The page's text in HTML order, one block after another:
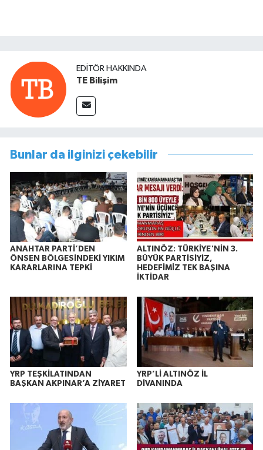
EDITÖR HAKKINDA
TE Bilişim
Bunlar da ilginizi çekebilir
ANAHTAR PARTİ’DEN
ÖNSEN BÖLGESİNDEKİ YIKIM
KARARLARINA TEPKİ
ALTINÖZ: TÜRKİYE'NİN 3.
BÜYÜK PARTİSİYİZ,
HEDEFİMİZ TEK BAŞINA
İKTİDAR
YRP TEŞKİLATINDAN
BAŞKAN AKPINAR’A ZİYARET
YRP’Lİ ALTINÖZ İL
DİVANINDA